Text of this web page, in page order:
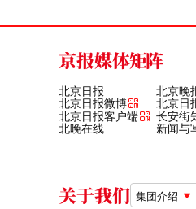
京报媒体矩阵
北京日报 北京晚
北京日报微博 北京日
北京日报客户端
长安街
北晚在线 新闻与
关于我们 集团介绍